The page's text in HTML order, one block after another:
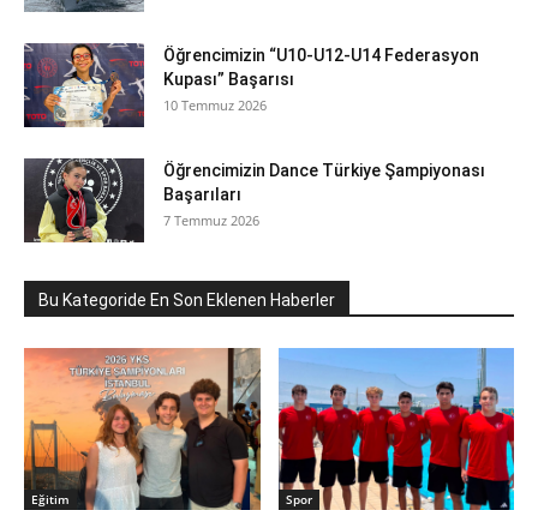
Öğrencimizin “U10-U12-U14 Federasyon
Kupası” Başarısı
10 Temmuz 2026
Öğrencimizin Dance Türkiye Şampiyonası
Başarıları
7 Temmuz 2026
Bu Kategoride En Son Eklenen Haberler
Eğitim Spor